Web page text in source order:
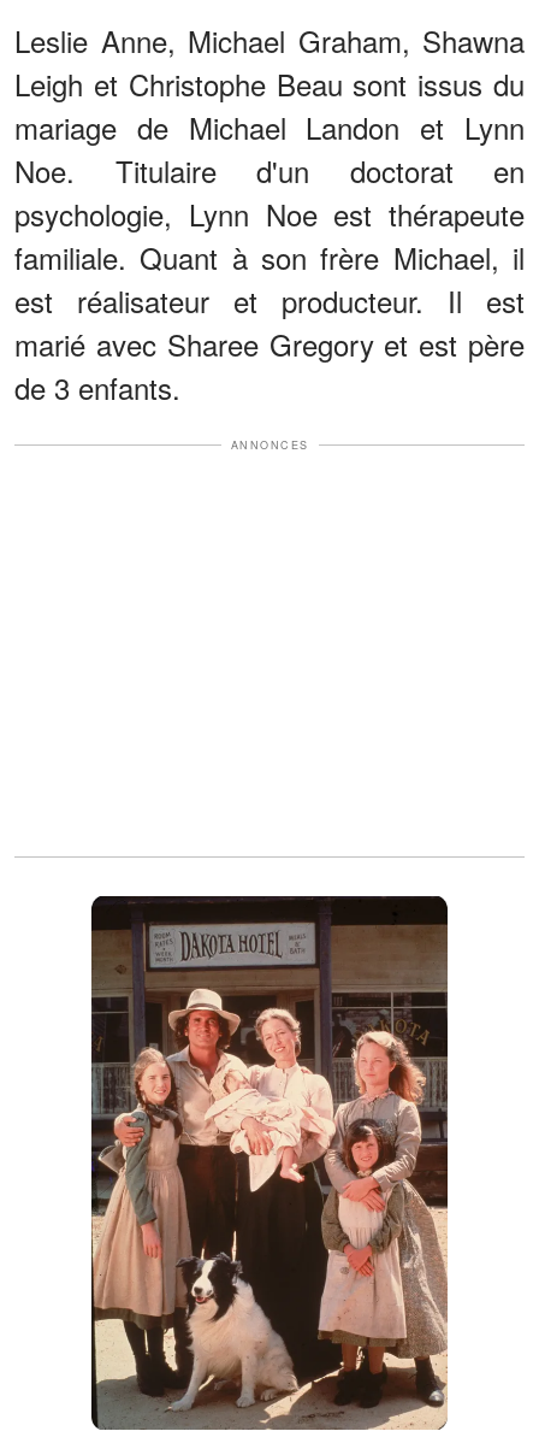
Leslie Anne, Michael Graham, Shawna
Leigh et Christophe Beau sont issus du
mariage de Michael Landon et Lynn
Noe. Titulaire d'un doctorat en
psychologie, Lynn Noe est thérapeute
familiale. Quant à son frère Michael, il
est réalisateur et producteur. Il est
marié avec Sharee Gregory et est père
de 3 enfants.
ANNONCES